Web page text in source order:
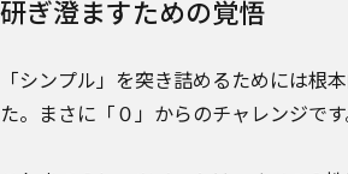
研ぎ澄ますための覚悟
「シンプル」を突き詰めるためには根
た。まさに「０」からのチャレンジです